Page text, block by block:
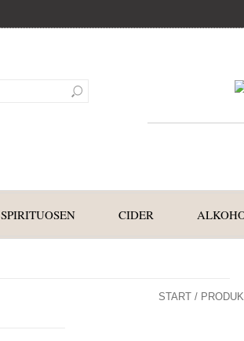
SPIRITUOSEN CIDER
START /